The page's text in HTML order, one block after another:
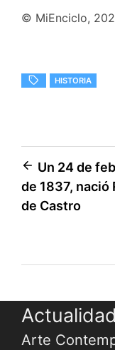
© MiEnciclo,
HISTORIA
de
Un 24 de
de 1837, nació
de Castro
Actualidad
Arte